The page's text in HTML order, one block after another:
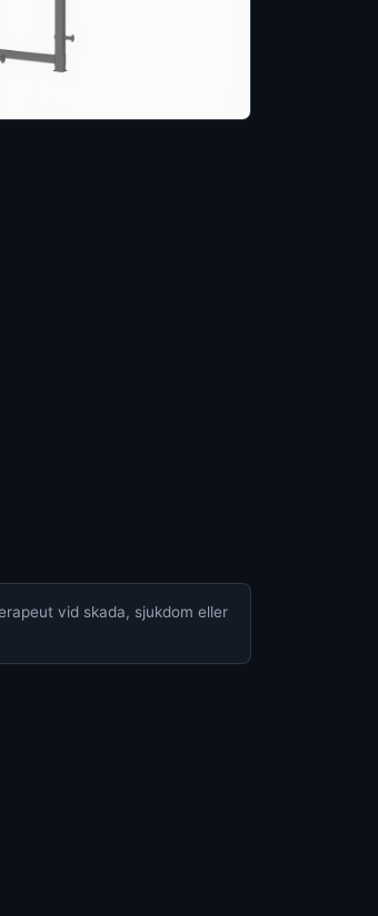
vid skada, sjukdom eller